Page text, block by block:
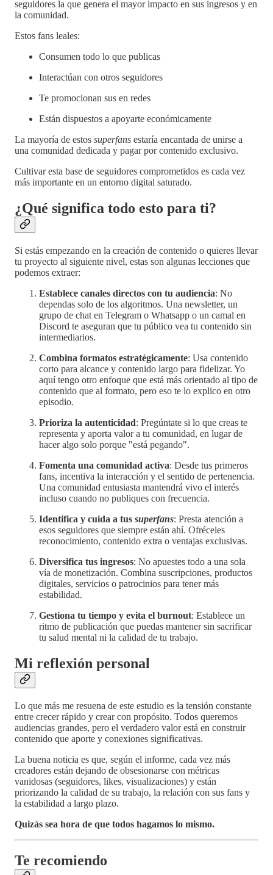
seguidores la que genera el mayor impacto en sus ingresos y en
la comunidad.
Estos fans leales:
Consumen todo lo que publicas
Interactúan con otros seguidores
Te promocionan sus en redes
Están dispuestos a apoyarte económicamente
La mayoría de estos superfans estaría encantada de unirse a
una comunidad dedicada y pagar por contenido exclusivo.
Cultivar esta base de seguidores comprometidos es cada vez
más importante en un entorno digital saturado.
¿Qué significa todo esto para ti?
Si estás empezando en la creación de contenido o quieres llevar
tu proyecto al siguiente nivel, estas son algunas lecciones que
podemos extraer:
Establece canales directos con tu audiencia: No
dependas solo de los algoritmos. Una newsletter, un
grupo de chat en Telegram o Whatsapp o un camal en
Discord te aseguran que tu público vea tu contenido sin
intermediarios.
Combina formatos estratégicamente: Usa contenido
corto para alcance y contenido largo para fidelizar. Yo
aquí tengo otro enfoque que está más orientado al tipo de
contenido que al formato, pero eso te lo explico en otro
episodio.
Prioriza la autenticidad: Pregúntate si lo que creas te
representa y aporta valor a tu comunidad, en lugar de
hacer algo solo porque "está pegando".
Fomenta una comunidad activa: Desde tus primeros
fans, incentiva la interacción y el sentido de pertenencia.
Una comunidad entusiasta mantendrá vivo el interés
incluso cuando no publiques con frecuencia.
Identifica y cuida a tus superfans: Presta atención a
esos seguidores que siempre están ahí. Ofréceles
reconocimiento, contenido extra o ventajas exclusivas.
Diversifica tus ingresos: No apuestes todo a una sola
vía de monetización. Combina suscripciones, productos
digitales, servicios o patrocinios para tener más
estabilidad.
Gestiona tu tiempo y evita el burnout: Establece un
ritmo de publicación que puedas mantener sin sacrificar
tu salud mental ni la calidad de tu trabajo.
Mi reflexión personal
Lo que más me resuena de este estudio es la tensión constante
entre crecer rápido y crear con propósito. Todos queremos
audiencias grandes, pero el verdadero valor está en construir
contenido que aporte y conexiones significativas.
La buena noticia es que, según el informe, cada vez más
creadores están dejando de obsesionarse con métricas
vanidosas (seguidores, likes, visualizaciones) y están
priorizando la calidad de su trabajo, la relación con sus fans y
la estabilidad a largo plazo.
Quizás sea hora de que todos hagamos lo mismo.
Te recomiendo